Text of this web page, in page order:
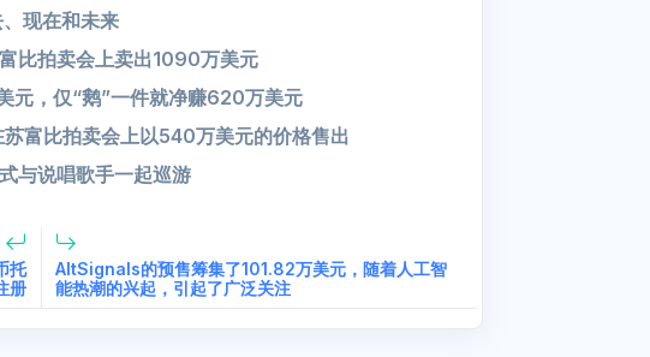
现在和未来
比拍卖会上卖出1090万美元
元，仅“鹅”一件就净赚620万美元
富比拍卖会上以540万美元的价格售出
与说唱歌手一起巡游
托
册
AltSignals的预售筹集了101.82万美元，随着人工智
能热潮的兴起，引起了广泛关注